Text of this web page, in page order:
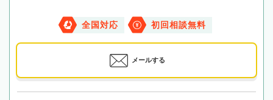
全国対応 初回相談無料
メールする